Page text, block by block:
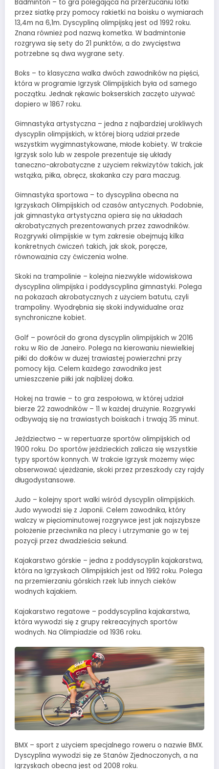
Badminton – to gra polegająca na przerzucaniu lotki
przez siatkę przy pomocy rakietki na boisku o wymiarach
13,4m na 6,1m. Dyscypliną olimpijską jest od 1992 roku.
Znana również pod nazwą kometka. W badmintonie
rozgrywa się sety do 21 punktów, a do zwycięstwa
potrzebne są dwa wygrane sety.
Boks – to klasyczna walka dwóch zawodników na pięści,
która w programie Igrzysk Olimpijskich była od samego
początku. Jednak rękawic bokserskich zaczęto używać
dopiero w 1867 roku.
Gimnastyka artystyczna – jedna z najbardziej urokliwych
dyscyplin olimpijskich, w której biorą udział przede
wszystkim wygimnastykowane, młode kobiety. W trakcie
Igrzysk solo lub w zespole prezentuje się układy
taneczno-akrobatyczne z użyciem rekwizytów takich, jak
wstążka, piłka, obręcz, skakanka czy para maczug.
Gimnastyka sportowa – to dyscyplina obecna na
Igrzyskach Olimpijskich od czasów antycznych. Podobnie,
jak gimnastyka artystyczna opiera się na układach
akrobatycznych prezentowanych przez zawodników.
Rozgrywki olimpijskie w tym zakresie obejmują kilka
konkretnych ćwiczeń takich, jak skok, poręcze,
równoważnia czy ćwiczenia wolne.
Skoki na trampolinie – kolejna niezwykle widowiskowa
dyscyplina olimpijska i poddyscyplina gimnastyki. Polega
na pokazach akrobatycznych z użyciem batutu, czyli
trampoliny. Wyodrębnia się skoki indywidualne oraz
synchroniczne kobiet.
Golf – powrócił do grona dyscyplin olimpijskich w 2016
roku w Rio de Janeiro. Polega na kierowaniu niewielkiej
piłki do dołków w dużej trawiastej powierzchni przy
pomocy kija. Celem każdego zawodnika jest
umieszczenie piłki jak najbliżej dołka.
Hokej na trawie – to gra zespołowa, w której udział
bierze 22 zawodników – 11 w każdej drużynie. Rozgrywki
odbywają się na trawiastych boiskach i trwają 35 minut.
Jeździectwo – w repertuarze sportów olimpijskich od
1900 roku. Do sportów jeździeckich zalicza się wszystkie
typy sportów konnych. W trakcie Igrzysk możemy więc
obserwować ujeżdżanie, skoki przez przeszkody czy rajdy
długodystansowe.
Judo – kolejny sport walki wśród dyscyplin olimpijskich.
Judo wywodzi się z Japonii. Celem zawodnika, który
walczy w pięciominutowej rozgrywce jest jak najszybsze
położenie przeciwnika na plecy i utrzymanie go w tej
pozycji przez dwadzieścia sekund.
Kajakarstwo górskie – jedna z poddyscyplin kajakarstwa,
która na Igrzyskach Olimpijskich jest od 1992 roku. Polega
na przemierzaniu górskich rzek lub innych cieków
wodnych kajakiem.
Kajakarstwo regatowe – poddyscyplina kajakarstwa,
która wywodzi się z grupy rekreacyjnych sportów
wodnych. Na Olimpiadzie od 1936 roku.
BMX – sport z użyciem specjalnego roweru o nazwie BMX.
Dyscyplina wywodzi się ze Stanów Zjednoczonych, a na
Igrzyskach obecna jest od 2008 roku.